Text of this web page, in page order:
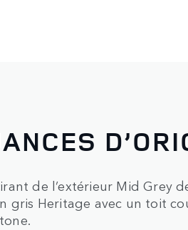
de l’extérieur Mid Grey
gris Heritage avec un toit